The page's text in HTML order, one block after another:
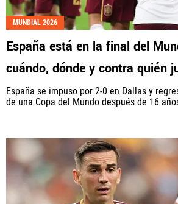
MUNDIAL 2026
España está en la final del
cuándo, dónde y contra quién
España se impuso por 2-0 en Dallas y
de una Copa del Mundo después de 16